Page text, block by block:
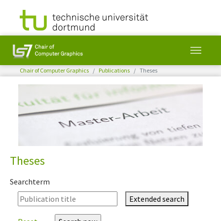
Skip to main content
You are here:
Chair of Computer Graphics Publications Theses
Theses
Searchterm
Extended search